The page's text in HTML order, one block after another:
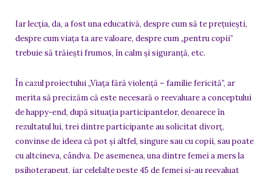
Iar lecția, da, a fost una educativă, despre cum să te prețuiești,
despre cum viața ta are valoare, despre cum „pentru copii”
trebuie să trăiești frumos, în calm și siguranță, etc.
În cazul proiectului „Viața fără violență – familie fericită”, ar
merita să precizăm că este necesară o reevaluare a conceptului
de happy-end, după situația participantelor, deoarece în
rezultatul lui, trei dintre participante au solicitat divorț,
convinse de ideea că pot și altfel, singure sau cu copii, sau poate
cu altcineva, cândva. De asemenea, una dintre femei a mers la
psihoterapeut, iar celelalte peste 45 de femei și-au reevaluat